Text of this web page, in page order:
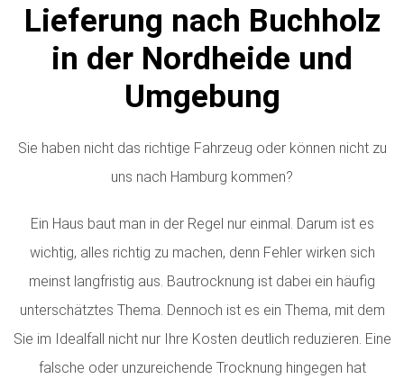
Lieferung nach Buchholz
in der Nordheide und
Umgebung
Sie haben nicht das richtige Fahrzeug oder können nicht zu
uns nach Hamburg kommen?
Ein Haus baut man in der Regel nur einmal. Darum ist es
wichtig, alles richtig zu machen, denn Fehler wirken sich
meinst langfristig aus. Bautrocknung ist dabei ein häufig
unterschätztes Thema. Dennoch ist es ein Thema, mit dem
Sie im Idealfall nicht nur Ihre Kosten deutlich reduzieren. Eine
falsche oder unzureichende Trocknung hingegen hat